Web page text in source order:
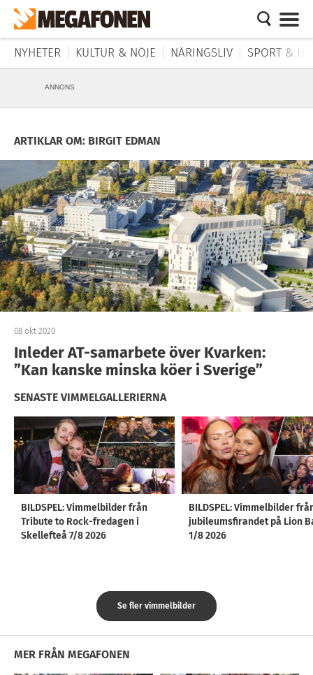
NYHETER KULTUR & NÖJE NÄRINGSLIV SPORT &
ANNONS
ARTIKLAR OM: BIRGIT EDMAN
08 okt 2020
Inleder AT-samarbete över Kvarken:
”Kan kanske minska köer i Sverige”
SENASTE VIMMELGALLERIERNA
BILDSPEL: Vimmelbilder från
Tribute to Rock-fredagen i
Skellefteå 7/8 2026
BILDSPEL: Vimmelbilder
jubileumsfirandet på Lion
1/8 2026
Se fler vimmelbilder
MER FRÅN MEGAFONEN